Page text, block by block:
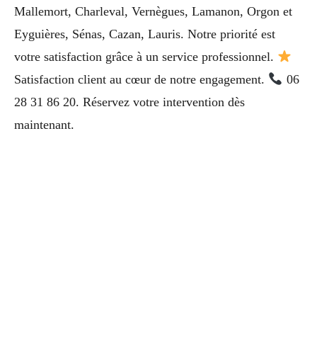
Mallemort, Charleval, Vernègues, Lamanon, Orgon et
Eyguières, Sénas, Cazan, Lauris. Notre priorité est
votre satisfaction grâce à un service professionnel.
Satisfaction client au cœur de notre engagement.
06
28 31 86 20. Réservez votre intervention dès
maintenant.